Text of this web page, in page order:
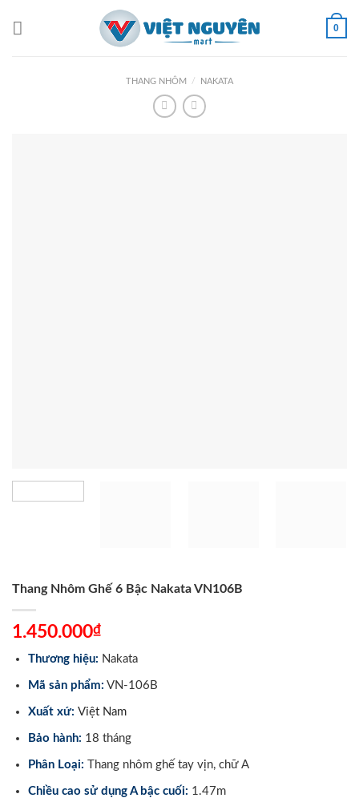
0
THANG NHÔM / NAKATA
Thang Nhôm Ghế 6 Bậc Nakata VN106B
1.450.000₫
Thương hiệu: Nakata
Mã sản phẩm: VN-106B
Xuất xứ: Việt Nam
Bảo hành: 18 tháng
Phân Loại: Thang nhôm ghế tay vịn, chữ A
Chiều cao sử dụng A bậc cuối: 1.47m